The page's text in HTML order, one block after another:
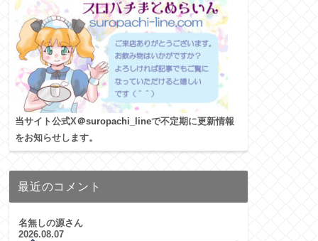
当サイト公式X＠suropachi_lineで不定期に更新情報
をお知らせします。
最近のコメント
名無しの源さん
2026.08.07